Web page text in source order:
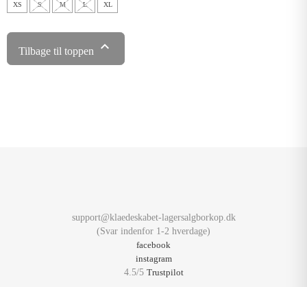
XS S M L XL
Tilbage til toppen 
support@klaedeskabet-lagersalgborkop.dk
(Svar indenfor 1-2 hverdage)
facebook
instagram
4.5/5 Trustpilot